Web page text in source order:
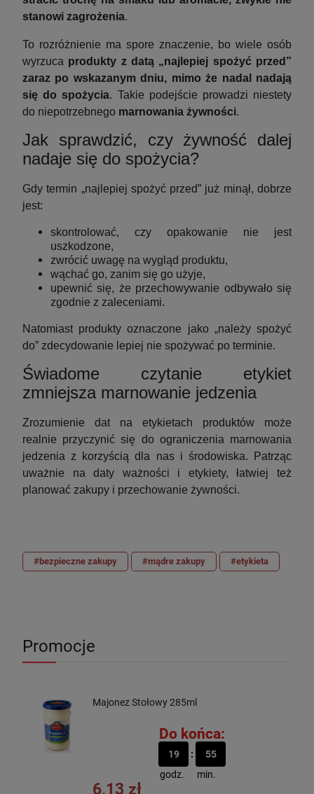
stanowi zagrożenia.
To rozróżnienie ma spore znaczenie, bo wiele osób
wyrzuca produkty z datą „najlepiej spożyć przed”
zaraz po wskazanym dniu, mimo że nadal nadają
się do spożycia. Takie podejście prowadzi niestety
do niepotrzebnego marnowania żywności.
Jak sprawdzić, czy żywność dalej
nadaje się do spożycia?
Gdy termin „najlepiej spożyć przed” już minął, dobrze
jest:
skontrolować, czy opakowanie nie jest
uszkodzone,
zwrócić uwagę na wygląd produktu,
wąchać go, zanim się go użyje,
upewnić się, że przechowywanie odbywało się
zgodnie z zaleceniami.
Natomiast produkty oznaczone jako „należy spożyć
do” zdecydowanie lepiej nie spożywać po terminie.
Świadome czytanie etykiet
zmniejsza marnowanie jedzenia
Zrozumienie dat na etykietach produktów może
realnie przyczynić się do ograniczenia marnowania
jedzenia z korzyścią dla nas i środowiska. Patrząc
uważnie na daty ważności i etykiety, łatwiej też
planować zakupy i przechowanie żywności.
#bezpieczne zakupy #mądre zakupy #etykieta
Promocje
Majonez Stołowy 285ml
Do końca:
19
godz.
55
min.
6,13 zł